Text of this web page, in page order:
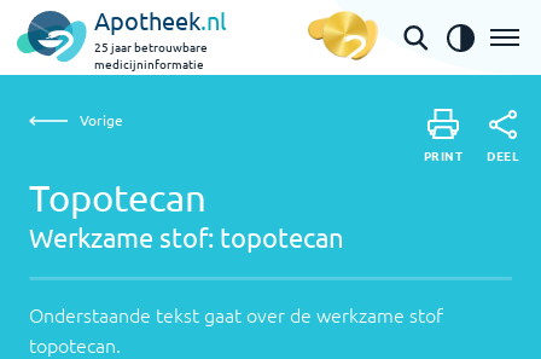
Apotheek.nl
25 jaar betrouwbare
medicijninformatie
Topotecan | topotecan
over
de
werkzame
Vorige
Topotecan
Werkzame stof: topotecan
Onderstaande tekst gaat over de werkzame stof
topotecan.
PRINT DEEL